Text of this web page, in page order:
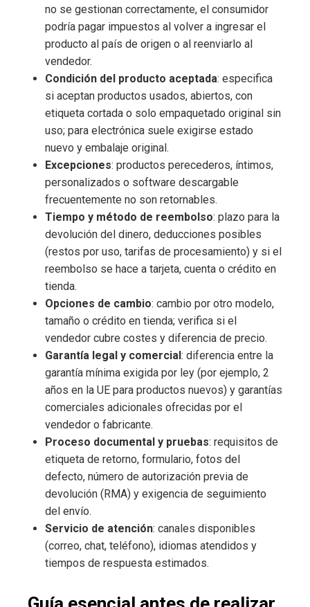
no se gestionan correctamente, el consumidor
podría pagar impuestos al volver a ingresar el
producto al país de origen o al reenviarlo al
vendedor.
Condición del producto aceptada: especifica
si aceptan productos usados, abiertos, con
etiqueta cortada o solo empaquetado original sin
uso; para electrónica suele exigirse estado
nuevo y embalaje original.
Excepciones: productos perecederos, íntimos,
personalizados o software descargable
frecuentemente no son retornables.
Tiempo y método de reembolso: plazo para la
devolución del dinero, deducciones posibles
(restos por uso, tarifas de procesamiento) y si el
reembolso se hace a tarjeta, cuenta o crédito en
tienda.
Opciones de cambio: cambio por otro modelo,
tamaño o crédito en tienda; verifica si el
vendedor cubre costes y diferencia de precio.
Garantía legal y comercial : diferencia entre la
garantía mínima exigida por ley (por ejemplo, 2
años en la UE para productos nuevos) y garantías
comerciales adicionales ofrecidas por el
vendedor o fabricante.
Proceso documental y pruebas: requisitos de
etiqueta de retorno, formulario, fotos del
defecto, número de autorización previa de
devolución (RMA) y exigencia de seguimiento
del envío.
Servicio de atención: canales disponibles
(correo, chat, teléfono), idiomas atendidos y
tiempos de respuesta estimados.